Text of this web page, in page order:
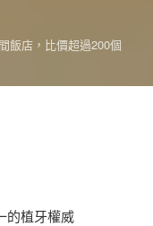
飯店，比價超過200個
的植牙權威